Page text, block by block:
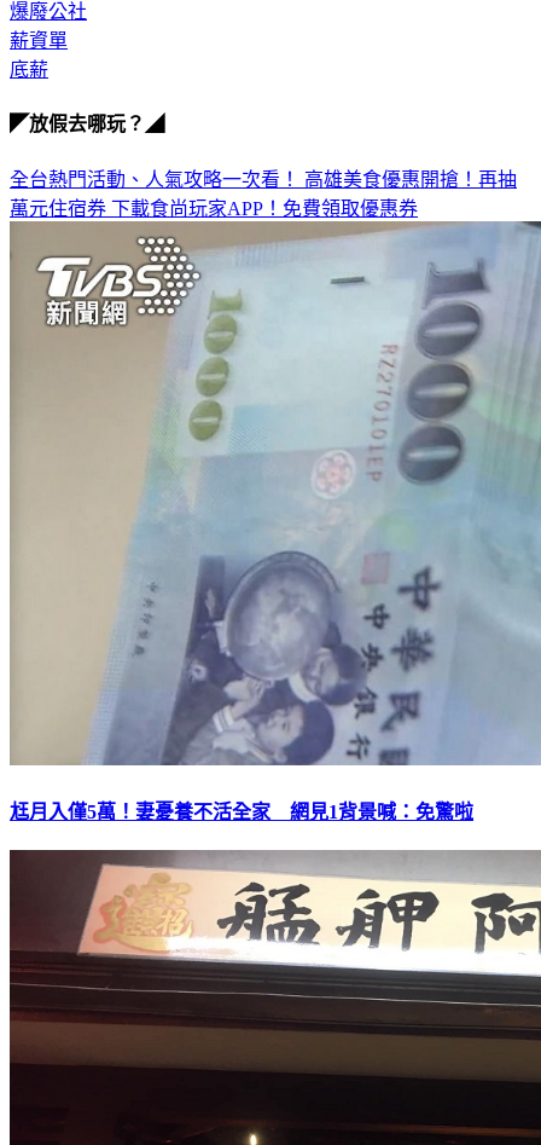
爆廢公社
薪資單
底薪
◤放假去哪玩？◢
全台熱門活動、人氣攻略一次看！ 高雄美食優惠開搶！再抽
萬元住宿券 下載食尚玩家APP！免費領取優惠券
尪月入僅5萬！妻憂養不活全家 網見1背景喊：免驚啦